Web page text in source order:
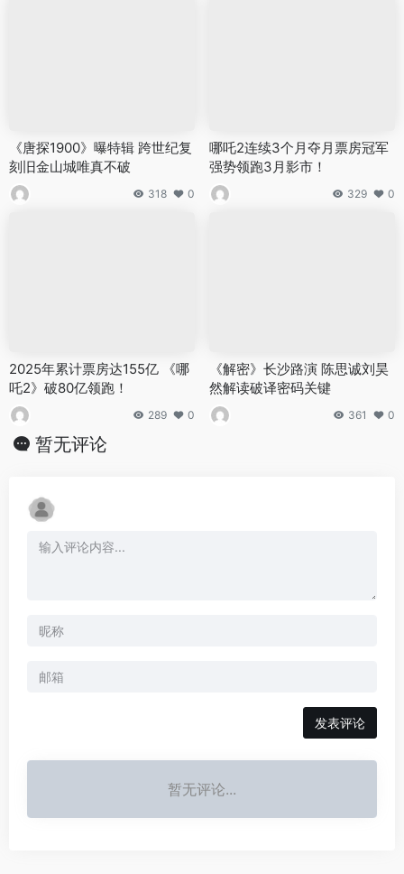
《唐探1900》曝特辑 跨世纪复
刻旧金山城唯真不破
318 0
哪吒2连续3个月夺月票房冠军
强势领跑3月影市！
329 0
2025年累计票房达155亿 《哪
吒2》破80亿领跑！
289 0
《解密》长沙路演 陈思诚刘昊
然解读破译密码关键
361 0
暂无评论
发表评论
暂无评论...